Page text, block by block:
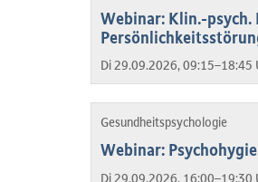
Webinar: Klin.-psych.
Di 29.09.2026, 09:15–18:45
Gesundheitspsychologie
Webinar:
Di 29.09.2026, 16:00–19:30